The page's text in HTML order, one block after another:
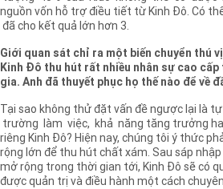
nguồn vốn hỗ trợ điều tiết từ Kinh Đô. Có
đã cho kết quả lớn hơn 3.
Giới quan sát chỉ ra một biến chuyển thú
Kinh Đô thu hút rất nhiều nhân sự cao
gia. Anh đã thuyết phục họ thế nào để về
Tại sao không thử đặt vấn đề ngược lại là
trường làm việc, khả năng tăng trưởng
riêng Kinh Đô? Hiện nay, chúng tôi ý thức
rộng lớn để thu hút chất xám. Sau sáp
mở rộng trong thời gian tới, Kinh Đô sẽ có
được quản trị và điều hành một cách